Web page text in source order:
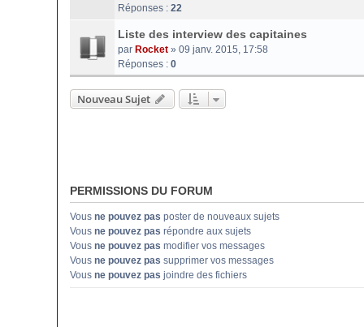
Réponses : 22
Liste des interview des capitaines
par Rocket » 09 janv. 2015, 17:58
Réponses : 0
Nouveau Sujet
PERMISSIONS DU FORUM
Vous ne pouvez pas poster de nouveaux sujets
Vous ne pouvez pas répondre aux sujets
Vous ne pouvez pas modifier vos messages
Vous ne pouvez pas supprimer vos messages
Vous ne pouvez pas joindre des fichiers